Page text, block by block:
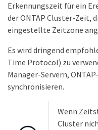
Erkennungszeit für ein
der ONTAP Cluster-Zeit,
eingestellte Zeitzone
Es wird dringend
Time Protocol) zu
Manager-Servern,
synchronisieren.
Wenn
Cluster